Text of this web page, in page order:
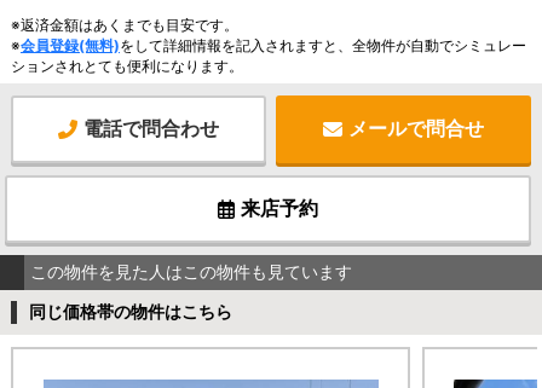
※返済金額はあくまでも目安です。
※会員登録(無料)をして詳細情報を記入されますと、全物件が自動でシミュレー
ションされとても便利になります。
電話で問合わせ メールで問合せ
来店予約
この物件を見た人はこの物件も見ています
同じ価格帯の物件はこちら